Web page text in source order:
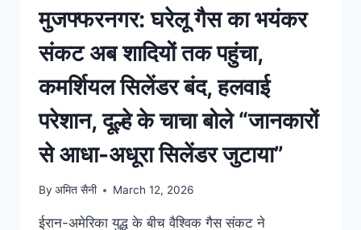
मुजफ्फरनगर: घरेलू गैस का भयंकर
संकट अब शादियों तक पहुंचा,
कमर्शियल सिलेंडर बंद, हलवाई
परेशान, दूल्हे के चाचा बोले “जानकारों
से आधा-अधूरा सिलेंडर जुटाया”
By अमित सैनी March 12, 2026
ईरान-अमेरिका युद्ध के बीच वैश्विक गैस संकट ने